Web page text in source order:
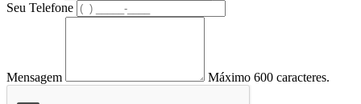
Seu Telefone
Mensagem Máximo 600 caracteres.